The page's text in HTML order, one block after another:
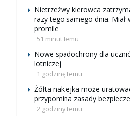
Nietrzeźwy kierowca
razy tego samego dnia. Miał
promile
51 minut temu
Nowe spadochrony dla
lotniczej
1 godzinę temu
Żółta naklejka może
przypomina zasady
2 godziny temu